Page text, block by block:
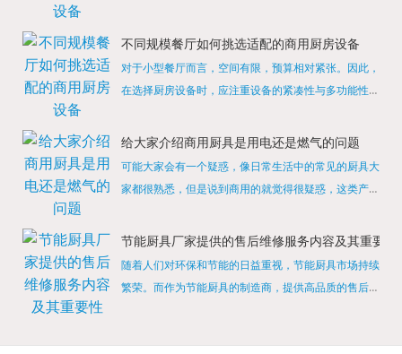
缺少的，经过相关检测证明的合格设备才能进行使用，
不同规模餐厅如何挑选适配的商用厨房设备
对于小型餐厅而言，空间有限，预算相对紧张。因此，
在选择厨房设备时，应注重设备的紧凑性与多功能性。
烹饪设备，既能节省空间，又能满足多样化的烹饪需
给大家介绍商用厨具是用电还是燃气的问题
可能大家会有一个疑惑，像日常生活中的常见的厨具大
家都很熟悉，但是说到商用的就觉得很疑惑，这类产品
店用的就是商用的吗?还真别说，真被大家猜对了，这
节能厨具厂家提供的售后维修服务内容及其重要性
随着人们对环保和节能的日益重视，节能厨具市场持续
繁荣。而作为节能厨具的制造商，提供高品质的售后维